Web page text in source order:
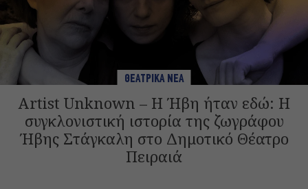
ΘΕΑΤΡΙΚΑ ΝΕΑ
Artist Unknown – Η Ήβη ήταν εδώ: Η
συγκλονιστική ιστορία της ζωγράφου
Ήβης Στάγκαλη στο Δημοτικό Θέατρο
Πειραιά